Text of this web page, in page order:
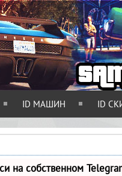
ID МАШИН ID
на собственном